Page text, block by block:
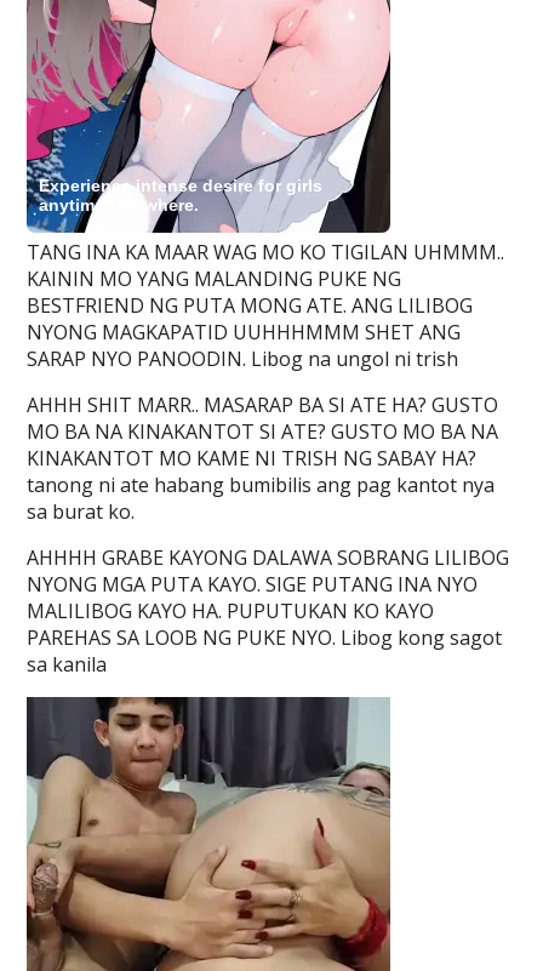
TANG INA KA MAAR WAG MO KO TIGILAN UHMMM..
KAININ MO YANG MALANDING PUKE NG
BESTFRIEND NG PUTA MONG ATE. ANG LILIBOG
NYONG MAGKAPATID UUHHHMMM SHET ANG
SARAP NYO PANOODIN. Libog na ungol ni trish
AHHH SHIT MARR.. MASARAP BA SI ATE HA? GUSTO
MO BA NA KINAKANTOT SI ATE? GUSTO MO BA NA
KINAKANTOT MO KAME NI TRISH NG SABAY HA?
tanong ni ate habang bumibilis ang pag kantot nya
sa burat ko.
AHHHH GRABE KAYONG DALAWA SOBRANG LILIBOG
NYONG MGA PUTA KAYO. SIGE PUTANG INA NYO
MALILIBOG KAYO HA. PUPUTUKAN KO KAYO
PAREHAS SA LOOB NG PUKE NYO. Libog kong sagot
sa kanila